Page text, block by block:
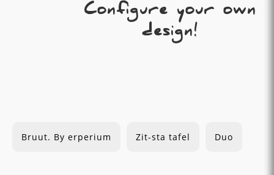
Configure your own
design!
Bruut. By erperium Zit-sta tafel Duo